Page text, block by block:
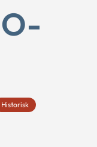
Historisk